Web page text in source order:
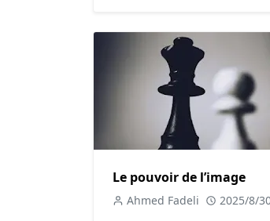
Texte argumentatif n°3 :
Bien que la grève soit un droit
éthiques et pratiques.
D'une part, la grève dans des
entraîner des perturbations
cela met en danger la vie
Dans l'éducation, une grève
Le pouvoir de l’image
Ahmed Fadeli 2025/8/